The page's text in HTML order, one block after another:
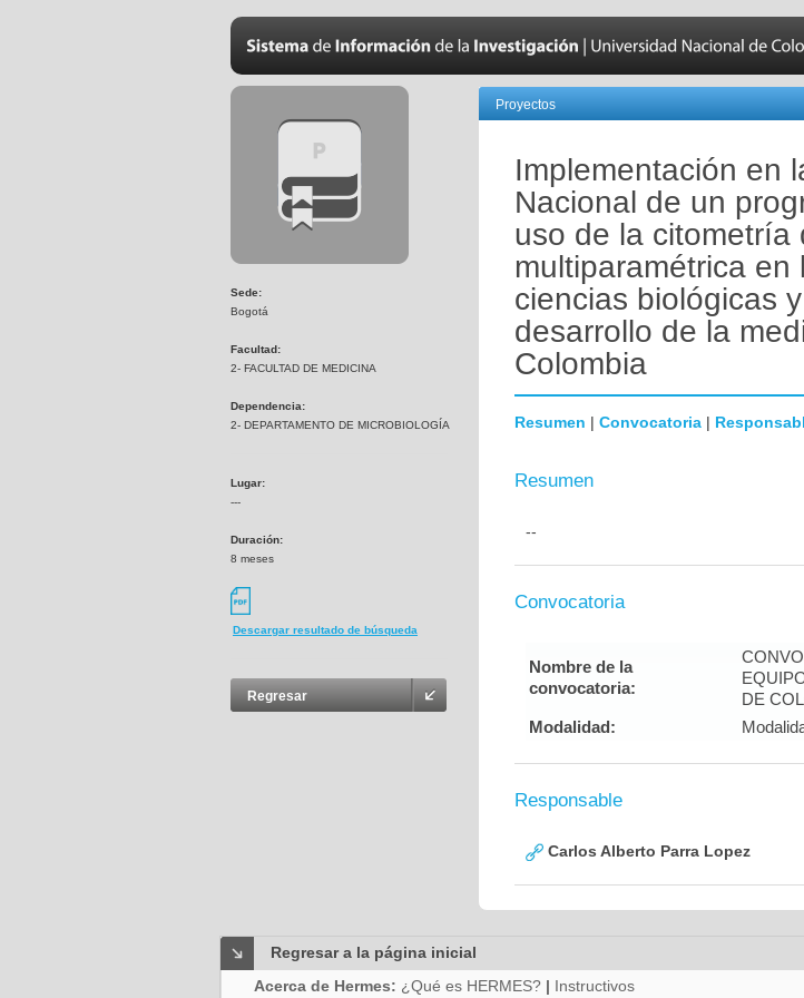
Sede:
Bogotá
Facultad:
2- FACULTAD DE MEDICINA
Dependencia:
2- DEPARTAMENTO DE MICROBIOLOGÍA
Lugar:
---
Duración:
8 meses
Descargar resultado de búsqueda
Regresar
Proyectos
Implementación en
Nacional de un
uso de la citometría
multiparamétrica en
ciencias biológicas
desarrollo de la
Colombia
Resumen | Convocatoria |
Resumen
--
Convocatoria
Nombre de la
convocatoria:
DE
Modalidad:
Responsable
Carlos Alberto Parra Lopez
Regresar a la página inicial
Acerca de Hermes: ¿Qué es HERMES? | Instructivos